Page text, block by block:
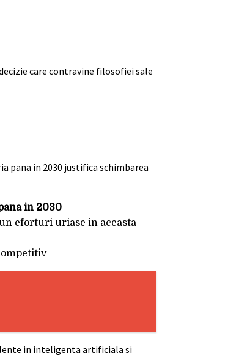
care contravine filosofiei sale
pana in 2030 justifica schimbarea
in 2030
eforturi uriase in aceasta
in inteligenta artificiala si